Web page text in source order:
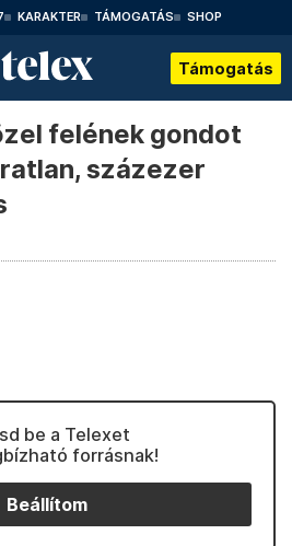
KARAKTER TÁMOGATÁS SHOP
Támogatás
felének gondot
százezer
be a Telexet
forrásnak!
Beállítom